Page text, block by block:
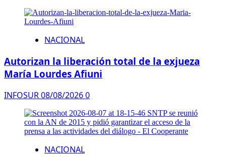
NACIONAL
Autorizan la liberación total de la exjueza
María Lourdes Afiuni
INFOSUR08/08/20260
NACIONAL